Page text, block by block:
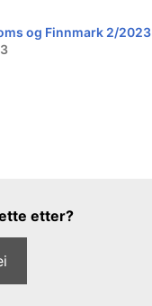
og Finnmark 2/2023
etter?